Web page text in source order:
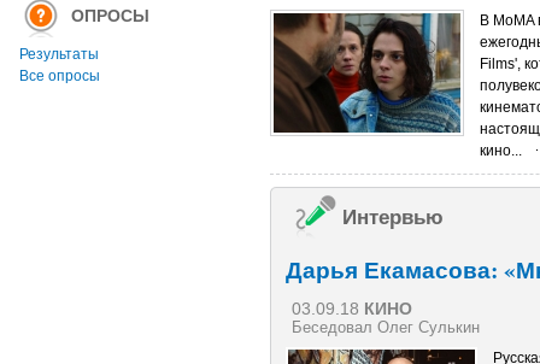
ОПРОСЫ
Результаты
Все опросы
В MoMA
Films',
кино...
Интервью
Дарья Екамасова:
03.09.18 КИНО
Беседовал Олег Сулькин